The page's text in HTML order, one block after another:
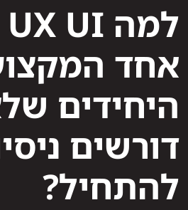
אחד
היחידים
דורשים
להתחיל?